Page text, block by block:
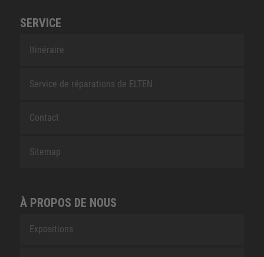
SERVICE
Itinéraire
Service de réparations de ELTEN
Contact
Sitemap
À PROPOS DE NOUS
Expositions